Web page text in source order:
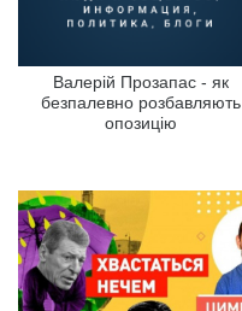
Валерій Прозапас - як
безпалевно розбавляють
опозицію